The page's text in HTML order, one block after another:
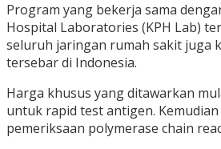
Program yang bekerja sama
Hospital Laboratories (KPH Lab)
seluruh jaringan rumah sakit juga
tersebar di Indonesia.
Harga khusus yang ditawarkan
untuk rapid test antigen.
pemeriksaan polymerase chain